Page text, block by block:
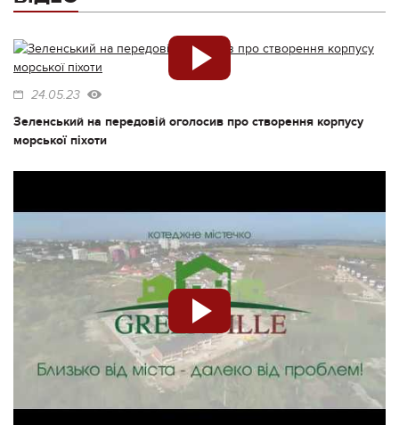
24.05.23
Зеленський на передовій оголосив про створення корпусу
морської піхоти